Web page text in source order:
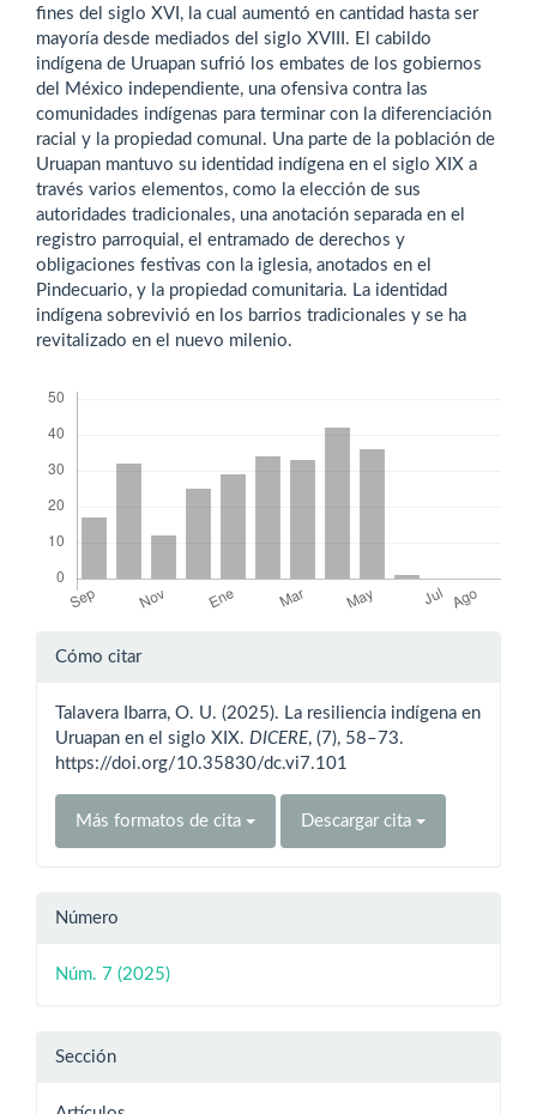
fines del siglo XVI, la cual aumentó en cantidad hasta ser
mayoría desde mediados del siglo XVIII. El cabildo
indígena de Uruapan sufrió los embates de los gobiernos
del México independiente, una ofensiva contra las
comunidades indígenas para terminar con la diferenciación
racial y la propiedad comunal. Una parte de la población de
Uruapan mantuvo su identidad indígena en el siglo XIX a
través varios elementos, como la elección de sus
autoridades tradicionales, una anotación separada en el
registro parroquial, el entramado de derechos y
obligaciones festivas con la iglesia, anotados en el
Pindecuario, y la propiedad comunitaria. La identidad
indígena sobrevivió en los barrios tradicionales y se ha
revitalizado en el nuevo milenio.
Detalles
artículo
Cómo citar
Talavera Ibarra, O. U. (2025). La resiliencia indígena en
Uruapan en el siglo XIX. DICERE, (7), 58–73.
https://doi.org/10.35830/dc.vi7.101
Más formatos de cita Descargar cita
Número
Núm. 7 (2025)
Sección